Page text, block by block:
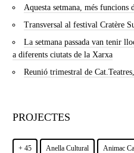
Aquesta setmana, més funcions
Transversal al festival Cratère
La setmana passada van tenir
a diferents ciutats de la Xarxa
Reunió trimestral de
PROJECTES
+ 45 Anella Cultural Animac